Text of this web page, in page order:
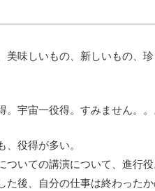
美味しいもの、新しいもの、
宇宙一役得。すみません。。
役得が多い。
いての講演について、進行役
た後、自分の仕事は終わった